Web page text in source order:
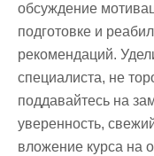
обсуждение
подготовке и
рекомендаций.
специалиста, не
поддавайтесь на
уверенность,
вложение курса на